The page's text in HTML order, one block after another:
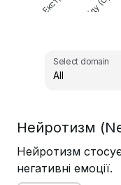
Select domain
All
Нейротизм
Нейротизм
негативні емоції.